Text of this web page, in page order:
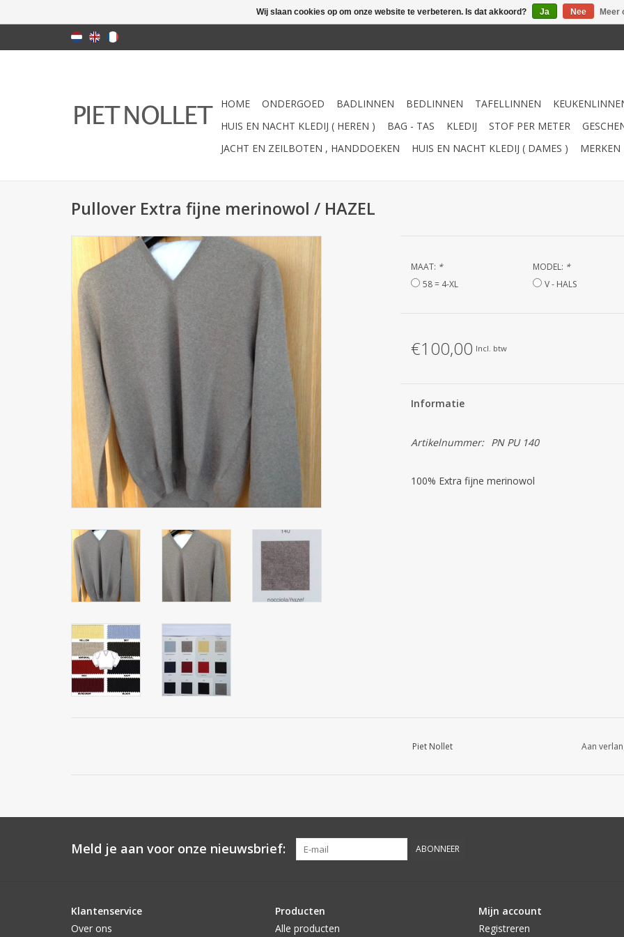
HOME ONDERGOED BADLINNEN BEDLINNEN TAFELLINNEN
HUIS EN NACHT KLEDIJ ( HEREN )
BAG - TAS KLEDIJ STOF PER METER
JACHT EN ZEILBOTEN , HANDDOEKEN
HUIS EN NACHT KLEDIJ ( DAMES ) MERKEN
Pullover Extra fijne merinowol / HAZEL
MAAT: *
58 = 4-XL
MODEL: *
V - HALS
€100,00 Incl. btw
Informatie
Artikelnummer: PN PU 140
100% Extra fijne merinowol
Piet Nollet Aan
Meld je aan voor onze nieuwsbrief: ABONNEER
Klantenservice
Over ons
Producten
Alle producten
Mijn account
Registreren
Wij slaan cookies op om onze website te verbeteren. Is dat akkoord? Ja Nee Meer